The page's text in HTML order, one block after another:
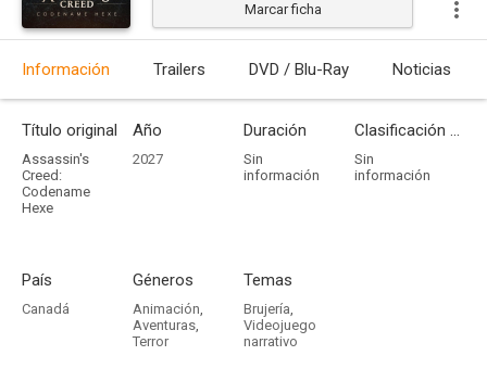
Marcar ficha
Información Trailers DVD / Blu-Ray Noticias
Título original
Assassin's
Creed:
Codename
Hexe
Año
2027
Duración
Sin
información
Clasificación por edades
Sin
información
País
Canadá
Géneros
Animación,
Aventuras,
Terror
Temas
Brujería,
Videojuego
narrativo